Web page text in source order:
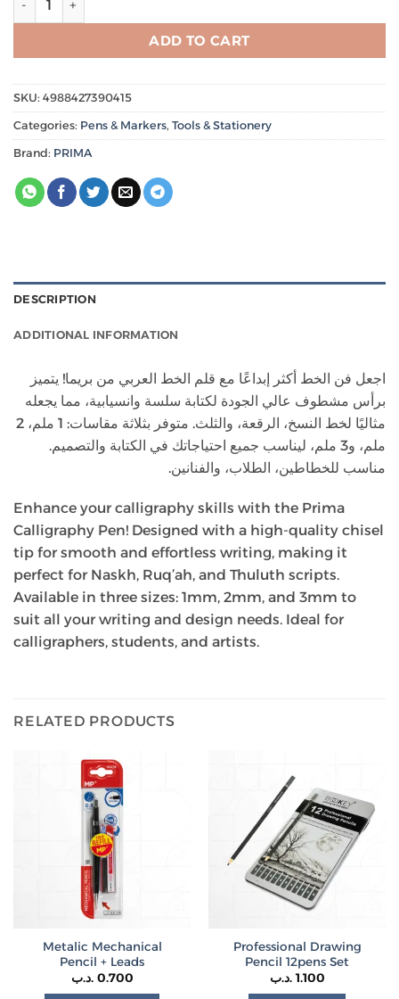
ADD TO CART
SKU: 4988427390415
Categories: Pens & Markers, Tools & Stationery
Brand: PRIMA
DESCRIPTION
ADDITIONAL INFORMATION
اجعل فن الخط أكثر إبداعًا مع قلم الخط العربي من بريما! يتميز
برأس مشطوف عالي الجودة لكتابة سلسة وانسيابية، مما يجعله
مثاليًا لخط النسخ، الرقعة، والثلث. متوفر بثلاثة مقاسات: 1 ملم، 2
ملم، و3 ملم، ليناسب جميع احتياجاتك في الكتابة والتصميم.
مناسب للخطاطين، الطلاب، والفنانين.
Enhance your calligraphy skills with the Prima
Calligraphy Pen! Designed with a high-quality chisel
tip for smooth and effortless writing, making it
perfect for Naskh, Ruq’ah, and Thuluth scripts.
Available in three sizes: 1mm, 2mm, and 3mm to
suit all your writing and design needs. Ideal for
calligraphers, students, and artists.
RELATED PRODUCTS
Metalic Mechanical
Pencil + Leads
0.700 .د.ب
Professional Drawing
Pencil 12pens Set
1.100 .د.ب